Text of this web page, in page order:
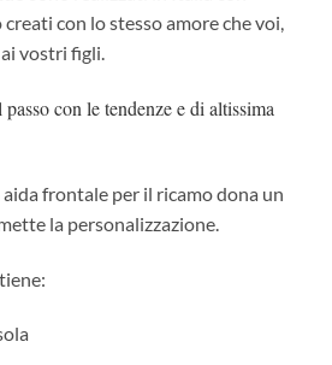
con lo stesso amore che voi,
vostri figli.
con le tendenze e di altissima
aida frontale per il ricamo dona un
la personalizzazione.